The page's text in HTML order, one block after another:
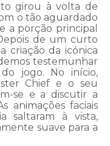
girou à volta de
o tão aguardado
a porção principal
de um curto
criação da icónica
testemunhar
jogo. No início,
Chief e o seu
se e a discutir a
animações faciais
saltaram à vista,
suave para a